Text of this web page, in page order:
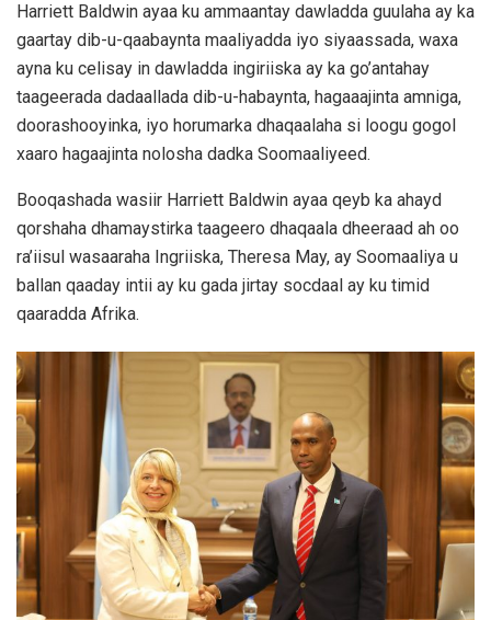
Harriett Baldwin ayaa ku ammaantay dawladda guulaha ay ka
gaartay dib-u-qaabaynta maaliyadda iyo siyaassada, waxa
ayna ku celisay in dawladda ingiriiska ay ka go’antahay
taageerada dadaallada dib-u-habaynta, hagaaajinta amniga,
doorashooyinka, iyo horumarka dhaqaalaha si loogu gogol
xaaro hagaajinta nolosha dadka Soomaaliyeed.
Booqashada wasiir Harriett Baldwin ayaa qeyb ka ahayd
qorshaha dhamaystirka taageero dhaqaala dheeraad ah oo
ra’iisul wasaaraha Ingriiska, Theresa May, ay Soomaaliya u
ballan qaaday intii ay ku gada jirtay socdaal ay ku timid
qaaradda Afrika.